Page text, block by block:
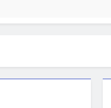
w Krakowie